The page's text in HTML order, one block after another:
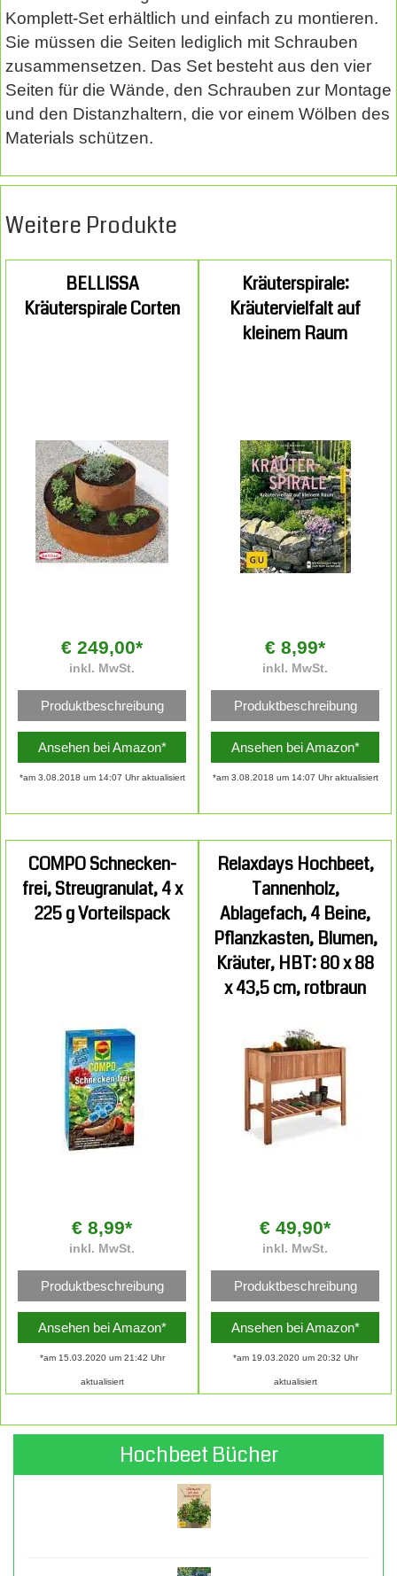
Komplett-Set erhältlich und einfach zu montieren.
Sie müssen die Seiten lediglich mit Schrauben
zusammensetzen. Das Set besteht aus den vier
Seiten für die Wände, den Schrauben zur Montage
und den Distanzhaltern, die vor einem Wölben des
Materials schützen.
Weitere Produkte
BELLISSA
Kräuterspirale Corten
€ 249,00*
inkl. MwSt.
Produktbeschreibung
Ansehen bei Amazon*
*am 3.08.2018 um 14:07 Uhr aktualisiert
Kräuterspirale:
Kräutervielfalt auf
kleinem Raum
€ 8,99*
inkl. MwSt.
Produktbeschreibung
Ansehen bei Amazon*
*am 3.08.2018 um 14:07 Uhr aktualisiert
COMPO Schnecken-
frei, Streugranulat, 4 x
225 g Vorteilspack
€ 8,99*
inkl. MwSt.
Produktbeschreibung
Ansehen bei Amazon*
*am 15.03.2020 um 21:42 Uhr
aktualisiert
Relaxdays Hochbeet,
Tannenholz,
Ablagefach, 4 Beine,
Pflanzkasten, Blumen,
Kräuter, HBT: 80 x 88
x 43,5 cm, rotbraun
€ 49,90*
inkl. MwSt.
Produktbeschreibung
Ansehen bei Amazon*
*am 19.03.2020 um 20:32 Uhr
aktualisiert
Hochbeet Bücher